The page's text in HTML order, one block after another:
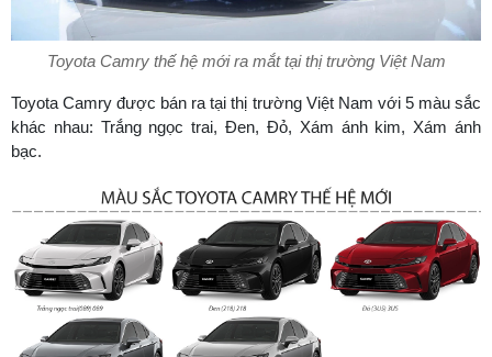
Toyota Camry thế hệ mới ra mắt tại thị trường Việt Nam
Toyota Camry được bán ra tại thị trường Việt Nam với 5 màu sắc
khác nhau: Trắng ngọc trai, Đen, Đỏ, Xám ánh kim, Xám ánh
bạc.